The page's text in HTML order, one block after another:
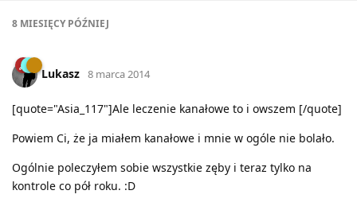
8 MIESIĘCYPÓŹNIEJ
Lukasz 8 marca 2014
[quote="Asia_117"]Ale leczenie kanałowe to i owszem [/quote]
Powiem Ci, że ja miałem kanałowe i mnie w ogóle nie bolało.
Ogólnie poleczyłem sobie wszystkie zęby i teraz tylko na
kontrole co pół roku. :D